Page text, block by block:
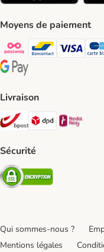
Moyens de paiement
Payconiq Payment Method
bancontact
Visa
Google Pay Payment Method
Livraison
Bpost Shipping
DPD
Sécurité
Security
Qui sommes-nous ?
Mentions légales